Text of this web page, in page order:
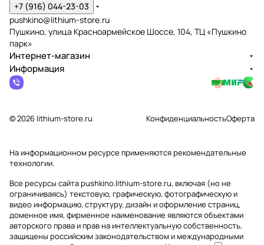
+7 (916) 044-23-03
pushkino@lithium-store.ru
Пушкино, улица Красноармейское Шоссе, 104, ТЦ «Пушкино
парк»
Интернет-магазин
Информация
© 2026 lithium-store.ru КонфиденциальностьОферта
На информационном ресурсе применяютсярекомендательные
технологии.
Все ресурсы сайта pushkino.lithium-store.ru, включая (но не
ограничиваясь) текстовую, графическую, фотографическую и
видео информацию, структуру, дизайн и оформление страниц,
доменное имя, фирменное наименование являются объектами
авторского права и прав на интеллектуальную собственность,
защищены российским законодательством и международными